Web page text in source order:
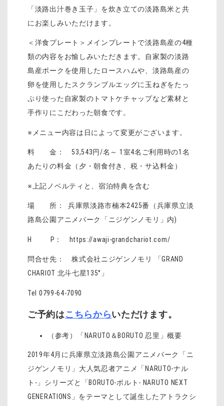
「淡路出汁巻き玉子」を炊き立ての淡路島米と共
にお楽しみいただけます。
＜洋食プレート＞メインプレートで淡路島産の4種
類の内容をお愉しみいただきます。自家製の淡路
島産ポークを使用したロースハムや、淡路島産の
卵を使用したスクランブルエッグに玉ねぎをたっ
ぷり使った自家製のトマトケチャップなど素材と
手作りにこだわった朝食です。
※メニュー内容は日によって変更がございます。
料 金： 53,543円/名～ 1室4名ご利用時の1名
あたりの料金（夕・朝食付き、税・サ込料金）
※上記ノベルティと、宿泊特典を含む
場 所： 兵庫県淡路市楠本2425番（兵庫県立淡
路島公園アニメパーク「ニジゲンノモリ」内)
H P： https://awaji-grandchariot.com/
問合せ先： 株式会社ニジゲンノモリ 「GRAND
CHARIOT 北斗七星135°」
Tel 0799-64-7090
ご予約はこちらからいただけます。
（参考）「NARUTO＆BORUTO 忍里」概要
2019年4月に兵庫県立淡路島公園アニメパーク「ニ
ジゲンノモリ」大人気忍者アニメ「NARUTO-ナル
ト-」シリーズと「BORUTO-ボルト- NARUTO NEXT
GENERATIONS」をテーマとして誕生したアトラクシ